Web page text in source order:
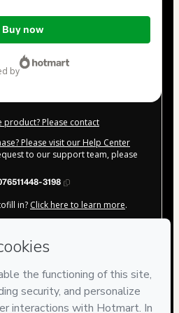
Buy now
by
Please contact
Please visit our Help Center
to our support team, please
3198
in? Click here to learn more.
for the content and/or
policiesand (iii) am of legal age or
by a legal guardian.
here.